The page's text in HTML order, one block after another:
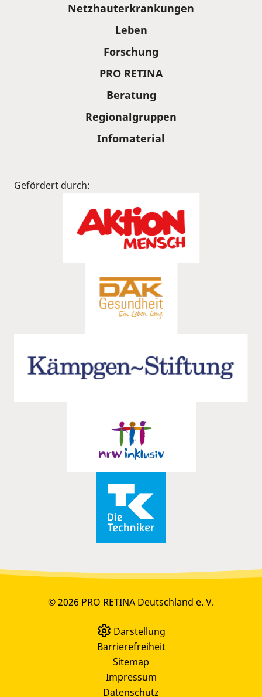
Netzhauterkrankungen
Leben
Forschung
PRO RETINA
Beratung
Regionalgruppen
Infomaterial
Gefördert durch:
© 2026 PRO RETINA Deutschland e. V.
Darstellung
Barrierefreiheit
Sitemap
Impressum
Datenschutz